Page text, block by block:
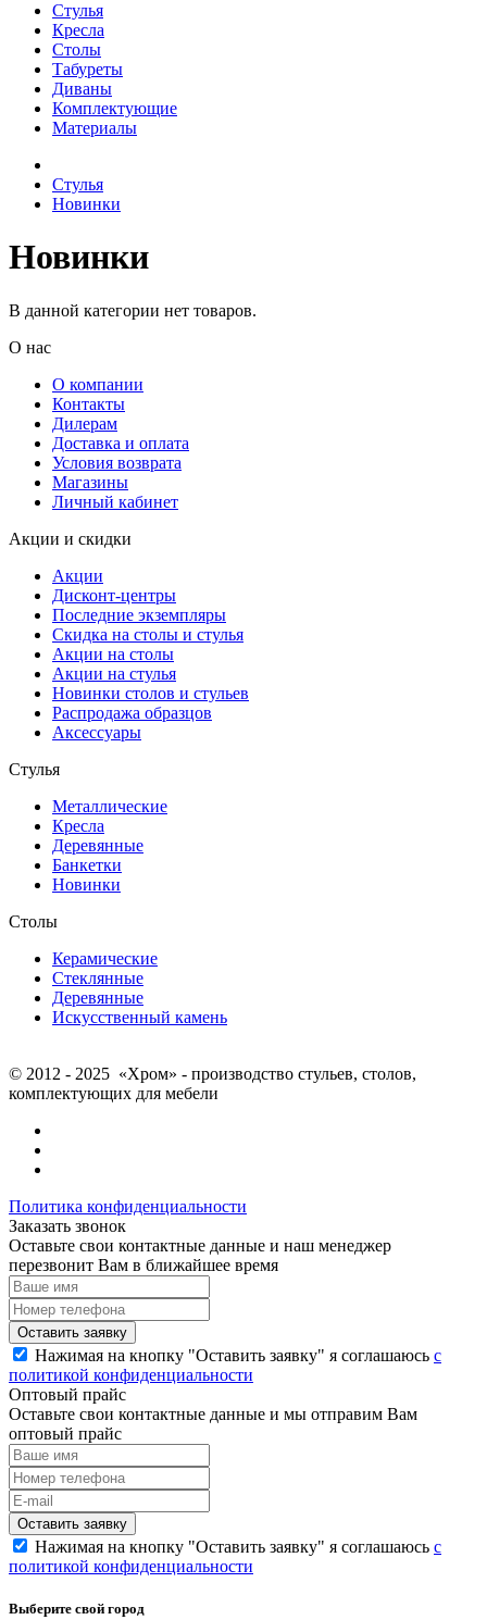
Стулья
Кресла
Столы
Табуреты
Диваны
Комплектующие
Материалы
Стулья
Новинки
Новинки
В данной категории нет товаров.
О нас
О компании
Контакты
Дилерам
Доставка и оплата
Условия возврата
Магазины
Личный кабинет
Акции и скидки
Акции
Дисконт-центры
Последние экземпляры
Скидка на столы и стулья
Акции на столы
Акции на стулья
Новинки столов и стульев
Распродажа образцов
Аксессуары
Стулья
Металлические
Кресла
Деревянные
Банкетки
Новинки
Столы
Керамические
Стеклянные
Деревянные
Искусственный камень
© 2012 - 2025 «Хром» - производство стульев, столов,
комплектующих для мебели
Политика конфиденциальности
Заказать звонок
Оставьте свои контактные данные и наш менеджер
перезвонит Вам в ближайшее время
Нажимая на кнопку "Оставить заявку" я соглашаюсь с
политикой конфиденциальности
Оптовый прайс
Оставьте свои контактные данные и мы отправим Вам
оптовый прайс
Нажимая на кнопку "Оставить заявку" я соглашаюсь с
политикой конфиденциальности
Выберите свой город